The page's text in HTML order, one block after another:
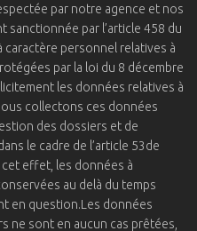
par notre agence et nos
sanctionnée par l’article 458 du
caractère personnel relatives à
par la loi du 8 décembre
les données relatives à
collectons ces données
des dossiers et de
le cadre de l’article 53de
cet effet, les données à
au delà du temps
en question.Les données
ne sont en aucun cas prêtées,